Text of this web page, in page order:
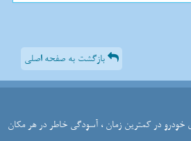
بازگشت به صفحه اصلی
در کمترین زمان ، آسودگی خاطر در هر مکان